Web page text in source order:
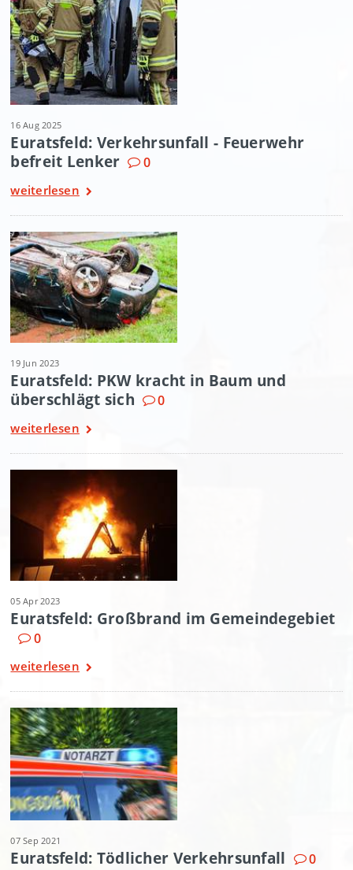
16 Aug 2025
Euratsfeld: Verkehrsunfall - Feuerwehr
befreit Lenker
0
weiterlesen
19 Jun 2023
Euratsfeld: PKW kracht in Baum und
überschlägt sich
0
weiterlesen
05 Apr 2023
Euratsfeld: Großbrand im Gemeindegebiet
0
weiterlesen
07 Sep 2021
Euratsfeld: Tödlicher Verkehrsunfall 0